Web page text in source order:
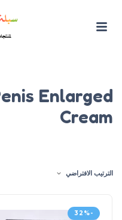
Enlarged
Cream
الترتيب الافتراضي
-32%